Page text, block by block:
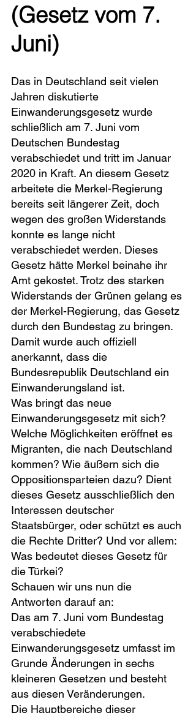
(Gesetz vom 7.
Juni)
Das in Deutschland seit vielen
Jahren diskutierte
Einwanderungsgesetz wurde
schließlich am 7. Juni vom
Deutschen Bundestag
verabschiedet und tritt im Januar
2020 in Kraft. An diesem Gesetz
arbeitete die Merkel-Regierung
bereits seit längerer Zeit, doch
wegen des großen Widerstands
konnte es lange nicht
verabschiedet werden. Dieses
Gesetz hätte Merkel beinahe ihr
Amt gekostet. Trotz des starken
Widerstands der Grünen gelang es
der Merkel-Regierung, das Gesetz
durch den Bundestag zu bringen.
Damit wurde auch offiziell
anerkannt, dass die
Bundesrepublik Deutschland ein
Einwanderungsland ist.
Was bringt das neue
Einwanderungsgesetz mit sich?
Welche Möglichkeiten eröffnet es
Migranten, die nach Deutschland
kommen? Wie äußern sich die
Oppositionsparteien dazu? Dient
dieses Gesetz ausschließlich den
Interessen deutscher
Staatsbürger, oder schützt es auch
die Rechte Dritter? Und vor allem:
Was bedeutet dieses Gesetz für
die Türkei?
Schauen wir uns nun die
Antworten darauf an:
Das am 7. Juni vom Bundestag
verabschiedete
Einwanderungsgesetz umfasst im
Grunde Änderungen in sechs
kleineren Gesetzen und besteht
aus diesen Veränderungen.
Die Hauptbereiche dieser